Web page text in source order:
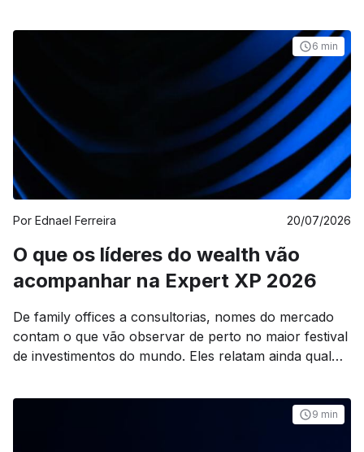
6 min
Por Ednael Ferreira 20/07/2026
O que os líderes do wealth vão
acompanhar na Expert XP 2026
De family offices a consultorias, nomes do mercado
contam o que vão observar de perto no maior festival
de investimentos do mundo. Eles relatam ainda qual
9 min